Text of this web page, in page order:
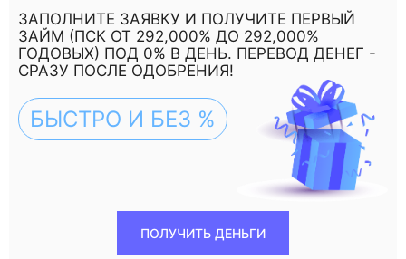
ЗАПОЛНИТЕ ЗАЯВКУ И ПОЛУЧИТЕ ПЕРВЫЙ
ЗАЙМ (ПСК ОТ 292,000% ДО 292,000%
ГОДОВЫХ) ПОД 0% В ДЕНЬ. ПЕРЕВОД ДЕНЕГ -
СРАЗУ ПОСЛЕ ОДОБРЕНИЯ!
БЫСТРО И БЕЗ %
ПОЛУЧИТЬ ДЕНЬГИ